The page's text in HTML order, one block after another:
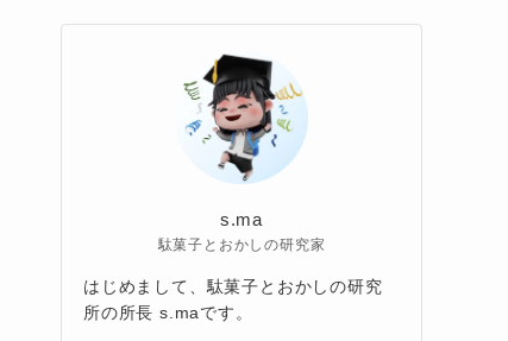
s.ma
駄菓子とおかしの研究家
はじめまして、駄菓子とおかしの研究
所の所長 s.maです。